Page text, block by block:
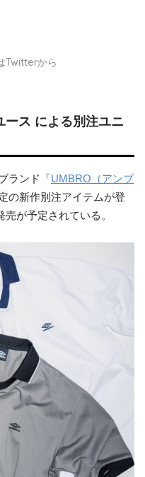
Twitterから
ース による別注ユニ
ランド「 UMBRO（アンブ
の新作別注アイテムが登
が予定されている。